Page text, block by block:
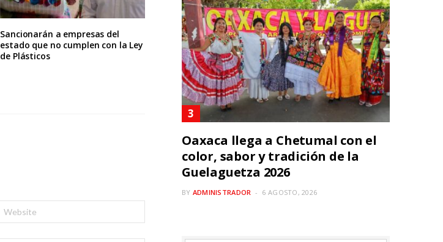
Sancionarán a empresas del
estado que no cumplen con la Ley
de Plásticos
Oaxaca llega a Chetumal con el
color, sabor y tradición de la
Guelaguetza 2026
BY ADMINISTRADOR 6 AGOSTO, 2026